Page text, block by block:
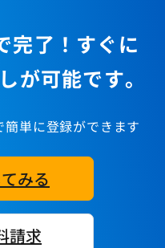
完了！すぐに
が可能です。
単に登録ができます
みる
請求